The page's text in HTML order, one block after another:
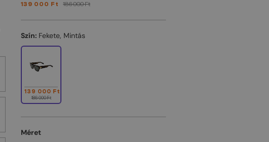
139 000 Ft 186 000 Ft
Szín: Fekete, Mintás
139 000 Ft
186 000 Ft
Méret